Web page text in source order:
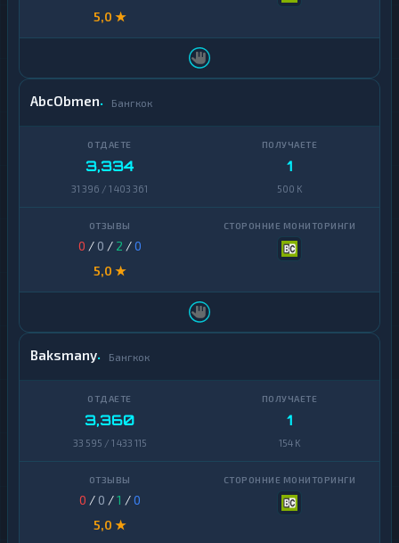
5,0 ★
AbcObmen Бангкок
3,334
31 396 / 1 403 361
1
500 K
0 / 0 / 2 /0
5,0 ★
Baksmany Бангкок
3,360
33 595 / 1 433 115
1
154 K
0 / 0 /1 /0
5,0 ★